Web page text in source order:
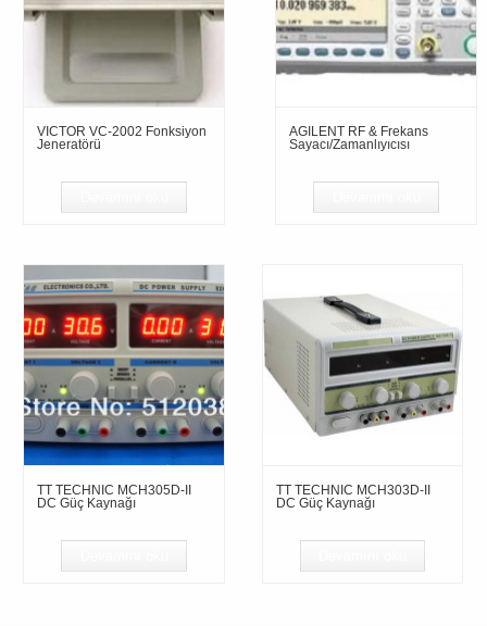
VICTOR VC-2002 Fonksiyon
Jeneratörü
AGILENT RF & Frekans
Sayacı/Zamanlıyıcısı
TT TECHNIC MCH305D-II
DC Güç Kaynağı
TT TECHNIC MCH303D-II
DC Güç Kaynağı